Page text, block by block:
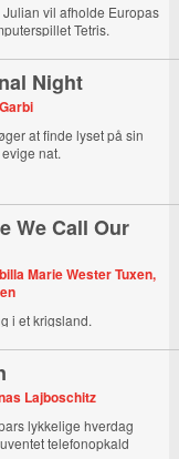
Julian vil afholde Europas
Tetris.
Night
at finde lyset på sin
nat.
We Call Our
Marie Wester Tuxen,
i et krigsland.
Lajboschitz
lykkelige hverdag
telefonopkald